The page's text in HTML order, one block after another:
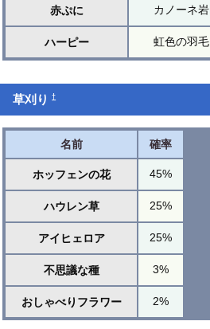
赤ぷに カノーネ岩
ハーピー 虹色の羽毛
草刈り†
名前 確率
ホッフェンの花 45%
ハウレン草 25%
アイヒェロア 25%
不思議な種 3%
おしゃべりフラワー 2%